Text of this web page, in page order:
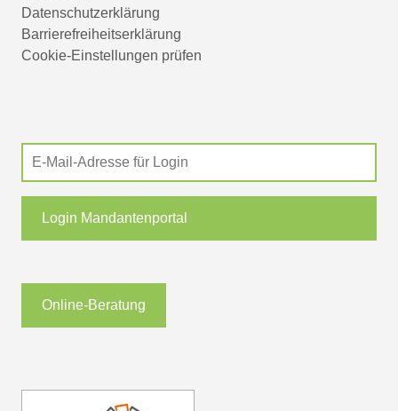
Datenschutzerklärung
Barrierefreiheitserklärung
Cookie-Einstellungen prüfen
Login Mandantenportal
Online-Beratung